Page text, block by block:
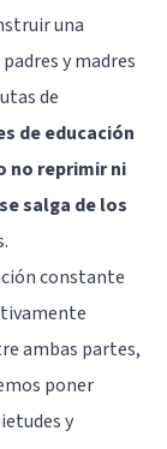
una
y madres
de
de educación
no reprimir ni
salga de los
constante
ambas partes,
poner
y